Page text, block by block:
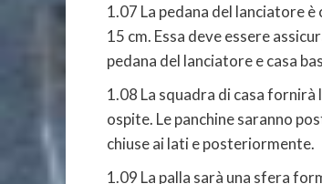
1.07 La pedana del lanciatore
15 cm. Essa deve essere
pedana del lanciatore e casa
1.08 La squadra di casa fornirà
ospite. Le panchine saranno
chiuse ai lati e posteriormente.
1.09 La palla sarà una sfera